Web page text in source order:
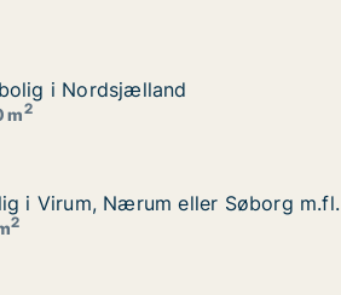
i Nordsjælland
i Nordsjælland
m2
m.fl.
i Virum, Nærum eller Søborg m.fl.
i Virum, Nærum eller Søborg m.fl.
2